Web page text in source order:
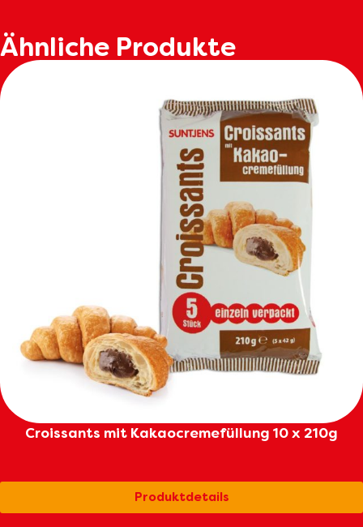
Ähnliche Produkte
Croissants mit Kakaocremefüllung 10 x 210g
Produktdetails